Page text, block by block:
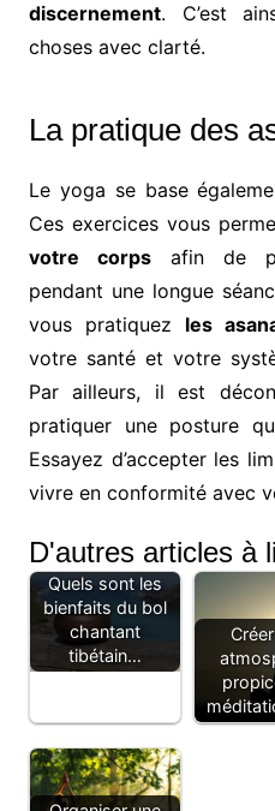
discernement. C’est
choses avec clarté.
La pratique des
Le yoga se base
Ces exercices vous
votre corpsafin de
pendant une longue
vous pratiquez les
votre santé et votre
Par ailleurs, il est
pratiquer une posture
Essayez d’accepter les
vivre en conformité avec
D'autres articles à
Quels sont les
bienfaits du bol
chantant
tibétain…